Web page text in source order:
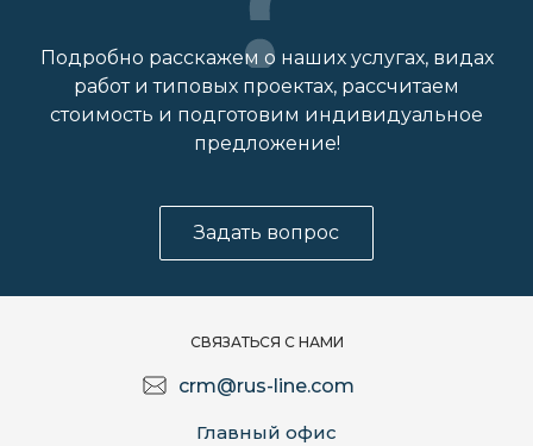
Подробно расскажем о наших услугах, видах
работ и типовых проектах, рассчитаем
стоимость и подготовим индивидуальное
предложение!
Задать вопрос
СВЯЗАТЬСЯ С НАМИ
crm@rus-line.com
Главный офис